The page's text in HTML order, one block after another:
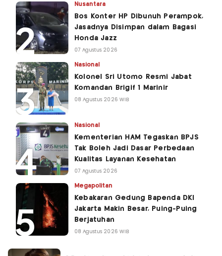
Nusantara
Bos Konter HP Dibunuh Perampok,
Jasadnya Disimpan dalam Bagasi
Honda Jazz
07 Agustus 2026
Nasional
Kolonel Sri Utomo Resmi Jabat
Komandan Brigif 1 Marinir
08 Agustus 2026 WIB
Nasional
Kementerian HAM Tegaskan BPJS
Tak Boleh Jadi Dasar Perbedaan
Kualitas Layanan Kesehatan
07 Agustus 2026
Megapolitan
Kebakaran Gedung Bapenda DKI
Jakarta Makin Besar, Puing-Puing
Berjatuhan
08 Agustus 2026 WIB